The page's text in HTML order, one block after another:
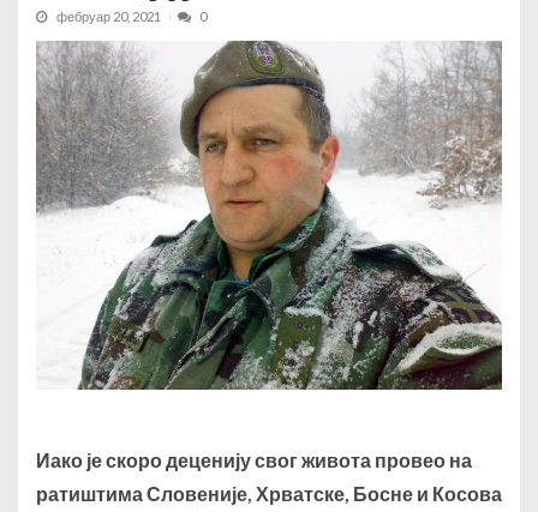
фебруар 20, 2021 0
Иако је скоро деценију свог живота провео на
ратиштима Словеније, Хрватске, Босне и Косова